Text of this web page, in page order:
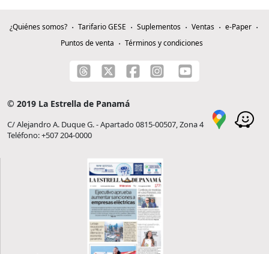
¿Quiénes somos? Tarifario GESE Suplementos Ventas
e-Paper
Puntos de venta
Términos y condiciones
© 2019 La Estrella de Panamá
C/ Alejandro A. Duque G. - Apartado 0815-00507, Zona 4
Teléfono: +507 204-0000